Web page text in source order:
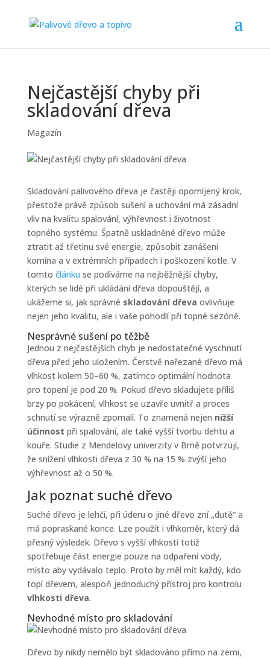
Nejčastější chyby při
skladování dřeva
Magazín
Skladování palivového dřeva je častěji opomíjený krok,
přestože právě způsob sušení a uchování má zásadní
vliv na kvalitu spalování, výhřevnost i životnost
topného systému. Špatně uskladněné dřevo může
ztratit až třetinu své energie, způsobit zanášení
komína a v extrémních případech i poškození kotle. V
tomto článku se podíváme na nejběžnější chyby,
kterých se lidé při ukládání dřeva dopouštějí, a
ukážeme si, jak správné skladování dřeva ovlivňuje
nejen jeho kvalitu, ale i vaše pohodlí při topné sezóně.
Nesprávné sušení po těžbě
Jednou z nejčastějších chyb je nedostatečné vyschnutí
dřeva před jeho uložením. Čerstvě nařezané dřevo má
vlhkost kolem 50–60 %, zatímco optimální hodnota
pro topení je pod 20 %. Pokud dřevo skladujete příliš
brzy po pokácení, vlhkost se uzavře uvnitř a proces
schnutí se výrazně zpomalí. To znamená nejen nižší
účinnost při spalování, ale také vyšší tvorbu dehtu a
kouře. Studie z Mendelovy univerzity v Brně potvrzují,
že snížení vlhkosti dřeva z 30 % na 15 % zvýší jeho
výhřevnost až o 50 %.
Jak poznat suché dřevo
Suché dřevo je lehčí, při úderu o jiné dřevo zní „dutě“ a
má popraskané konce. Lze použít i vlhkoměr, který dá
přesný výsledek. Dřevo s vyšší vlhkostí totiž
spotřebuje část energie pouze na odpaření vody,
místo aby vydávalo teplo. Proto by měl mít každý, kdo
topí dřevem, alespoň jednoduchý přístroj pro kontrolu
vlhkosti dřeva.
Nevhodné místo pro skladování
Dřevo by nikdy nemělo být skladováno přímo na zemi,